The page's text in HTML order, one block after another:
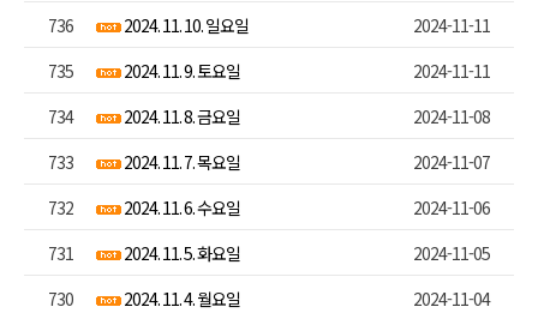
736
2024. 11. 10. 일요일
2024-11-11
735
2024. 11. 9. 토요일
2024-11-11
734
2024. 11. 8. 금요일
2024-11-08
733
2024. 11. 7. 목요일
2024-11-07
732
2024. 11. 6. 수요일
2024-11-06
731
2024. 11. 5. 화요일
2024-11-05
730
2024. 11. 4. 월요일 2024-11-04